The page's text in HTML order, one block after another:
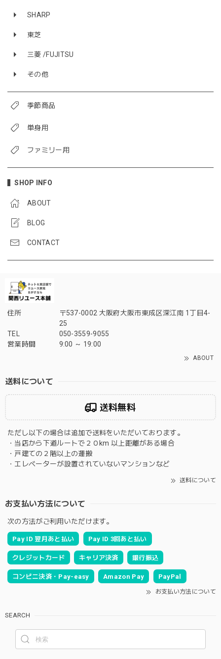
SHARP
東芝
三菱 /FUJITSU
その他
季節商品
単身用
ファミリー用
SHOP INFO
ABOUT
BLOG
CONTACT
住所
〒537-0002 大阪府大阪市東成区深江南 1丁目4-
25
TEL
050-3559-9055
営業時間
9:00 ～ 19:00
ABOUT
送料について
送料無料
ただし以下の場合は追加で送料をいただいております。
・当店から下道ルートで２０km 以上距離がある場合
・戸建ての２階以上の運搬
・エレベーターが設置されていないマンションなど
送料について
お支払い方法について
次の方法がご利用いただけます。
Pay ID 翌月あと払い Pay ID 3回あと払い
クレジットカード キャリア決済 銀行振込
コンビニ決済・Pay-easy Amazon Pay PayPal
お支払い方法について
SEARCH